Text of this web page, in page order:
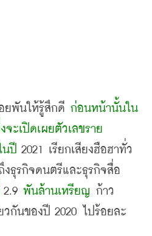
ยพันให้รู้สึกดี ก่อนหน้านั้นใน
จะเปิดเผยตัวเลขราย
ปี
2021 เรียกเสียงฮือฮาทั่ว
2.9 พันล้านเหรียญ ก้าว
วกันของปี
2020
ไปร้อยละ